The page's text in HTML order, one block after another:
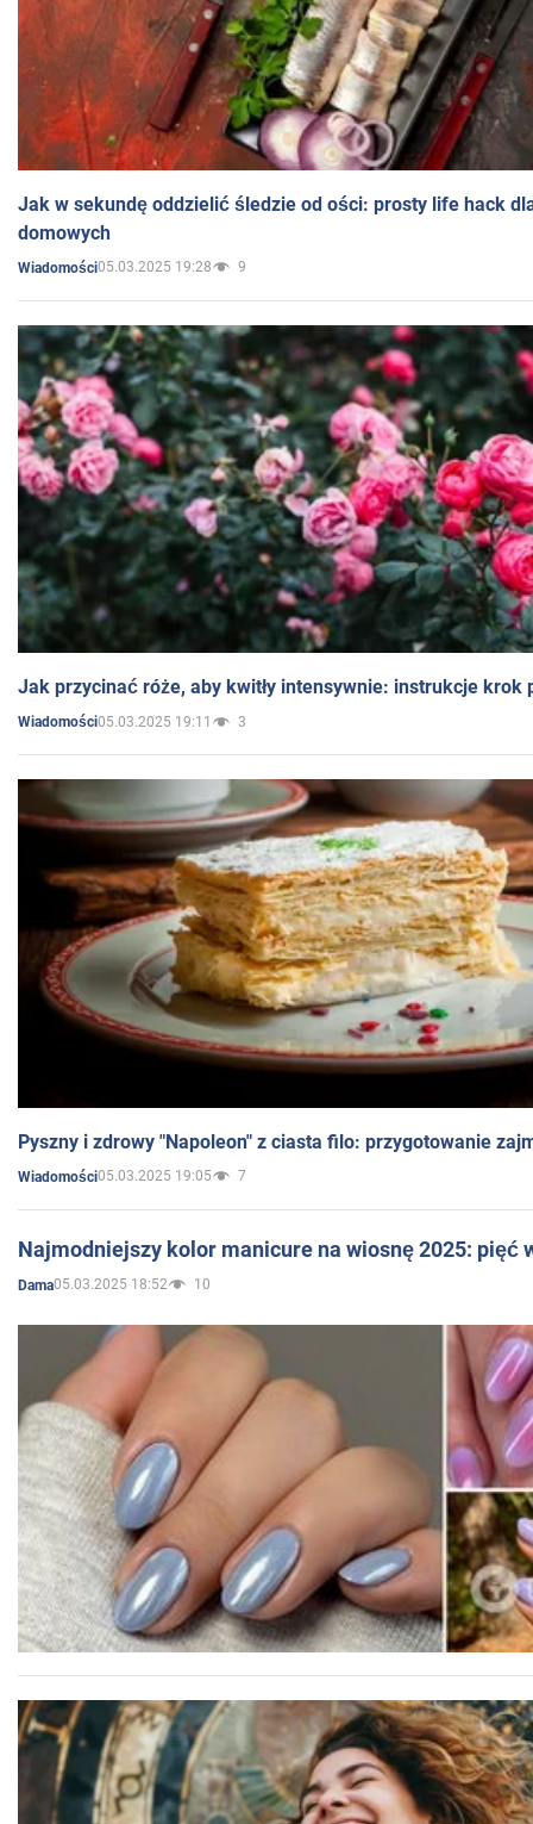
Jak w sekundę oddzielić śledzie od ości: prosty life hack
domowych
Wiadomości05.03.2025 19:28 9
Jak przycinać róże, aby kwitły intensywnie: instrukcje krok
Wiadomości05.03.2025 19:11 3
Pyszny i zdrowy "Napoleon" z ciasta filo: przygotowanie
Wiadomości05.03.2025 19:05 7
Najmodniejszy kolor manicure na wiosnę 2025: pięć
Dama05.03.2025 18:52 10